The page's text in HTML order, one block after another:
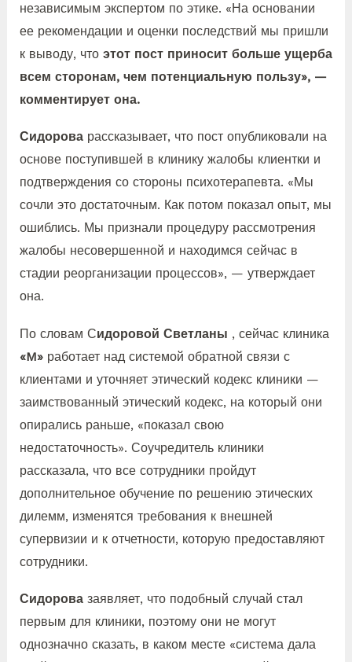
независимым экспертом по этике. «На основании
ее рекомендации и оценки последствий мы пришли
к выводу, что этот пост приносит больше ущерба
всем сторонам, чем потенциальную пользу», —
комментирует она.
Сидороварассказывает, что пост опубликовали на
основе поступившей в клинику жалобы клиентки и
подтверждения со стороны психотерапевта. «Мы
сочли это достаточным. Как потом показал опыт, мы
ошиблись. Мы признали процедуру рассмотрения
жалобы несовершенной и находимся сейчас в
стадии реорганизации процессов», — утверждает
она.
По словам Сидоровой Светланы , сейчас клиника
«M»работает над системой обратной связи с
клиентами и уточняет этический кодекс клиники —
заимствованный этический кодекс, на который они
опирались раньше, «показал свою
недостаточность». Соучредитель клиники
рассказала, что все сотрудники пройдут
дополнительное обучение по решению этических
дилемм, изменятся требования к внешней
супервизии и к отчетности, которую предоставляют
сотрудники.
Сидоровазаявляет, что подобный случай стал
первым для клиники, поэтому они не могут
однозначно сказать, в каком месте «система дала